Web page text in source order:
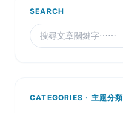
SEARCH
CATEGORIES · 主題分類